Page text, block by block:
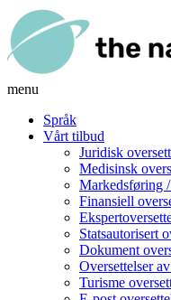
menu
Språk
Vårt tilbud
Juridisk
Medisinsk
Markedsføring
Finansiell
Statsautorisert
Dokument
Oversettelser
Turisme